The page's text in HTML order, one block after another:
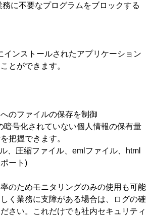
に不要なプログラムをブロックする
インストールされたアプリケーション
とができます。
のファイルの保存を制御
暗号化されていない個人情報の保有量
把握できます。
、圧縮ファイル、emlファイル、html
ート)
率のためモニタリングのみの使用も可能
く業務に支障がある場合は、ログの確
さい。これだけでも社内セキュリティ